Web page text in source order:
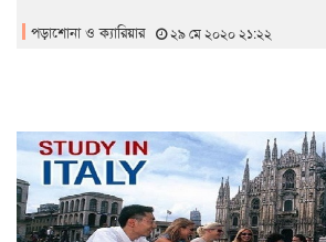
পড়াশোনা ও ক্যারিয়ার ২৯ মে ২০২০ ২১:২২